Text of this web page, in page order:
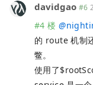
davidgao #6
#4 楼 @
的 route 机制
鳖。
使用了